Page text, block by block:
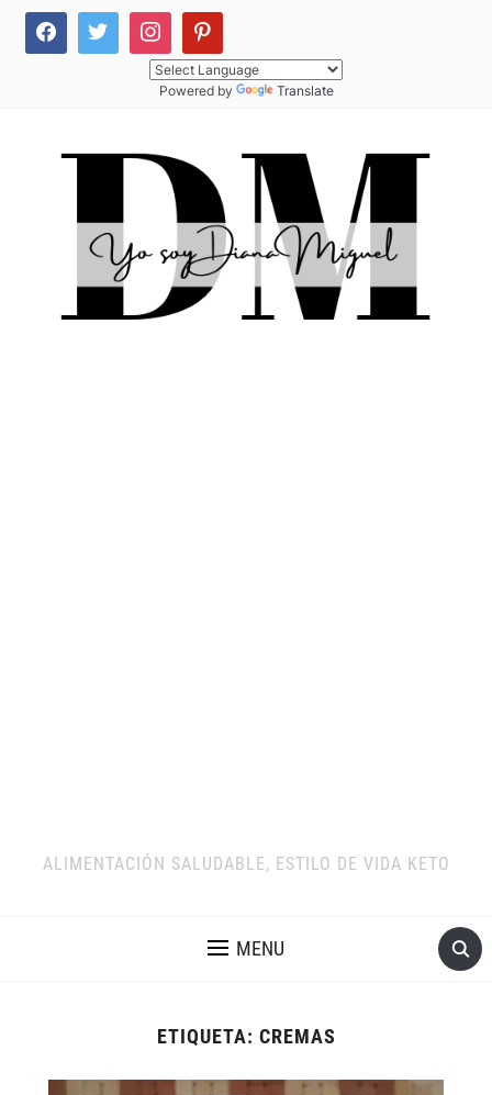
Powered by Translate
ALIMENTACIÓN SALUDABLE, ESTILO DE VIDA KETO
MENU
ETIQUETA: CREMAS